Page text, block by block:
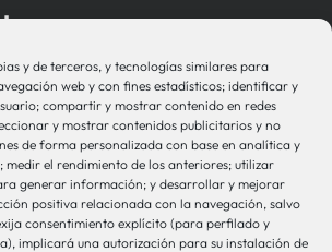
y de terceros, y tecnologías similares para
web y con fines estadísticos; identificar y
compartir y mostrar contenido en redes
y mostrar contenidos publicitarios y no
de forma personalizada con base en analítica y
medir el rendimiento de los anteriores; utilizar
generar información; y desarrollar y mejorar
positiva relacionada con la navegación, salvo
consentimiento explícito (para perfilado y
implicará una autorización para su instalación de
sistemak.eus
90